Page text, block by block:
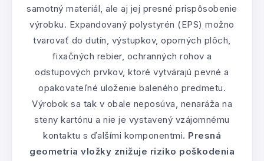
samotný materiál, ale aj jej presné prispôsobenie
výrobku. Expandovaný polystyrén (EPS) možno
tvarovať do dutín, výstupkov, oporných plôch,
fixačných rebier, ochranných rohov a
odstupových prvkov, ktoré vytvárajú pevné a
opakovateľné uloženie baleného predmetu.
Výrobok sa tak v obale neposúva, nenaráža na
steny kartónu a nie je vystavený vzájomnému
kontaktu s ďalšími komponentmi. Presná
geometria vložky znižuje riziko poškodenia